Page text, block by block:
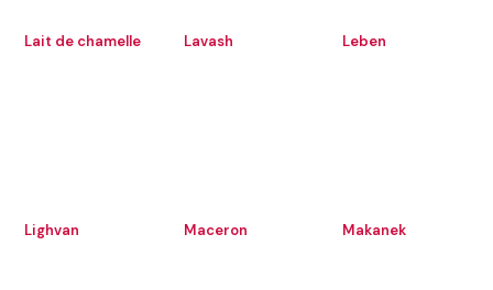
Lait de chamelle Lavash Leben
Lighvan Maceron Makanek